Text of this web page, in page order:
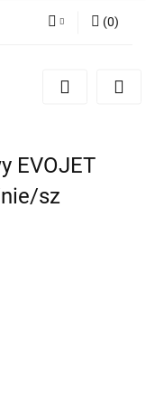
się
(0)
EVOJET
sz